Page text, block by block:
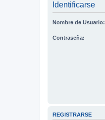
Identificarse
Nombre de Usuario:
Contraseña:
REGISTRARSE